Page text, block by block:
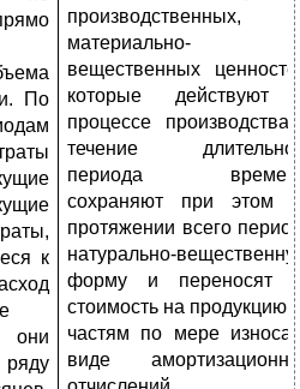
По
к
они
производственных,
материально-
вещественных
которые действуют
процессе производства
течение
периода
сохраняют при этом
протяжении всего
натурально-
форму и переносят
стоимость на продукцию
частям по мере износа
виде